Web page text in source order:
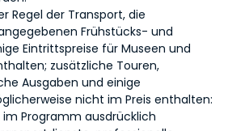
Regel der Transport, die
Frühstücks- und
Eintrittspreise für Museen und
zusätzliche Touren,
Ausgaben und einige
nicht im Preis enthalten:
im Programm ausdrücklich